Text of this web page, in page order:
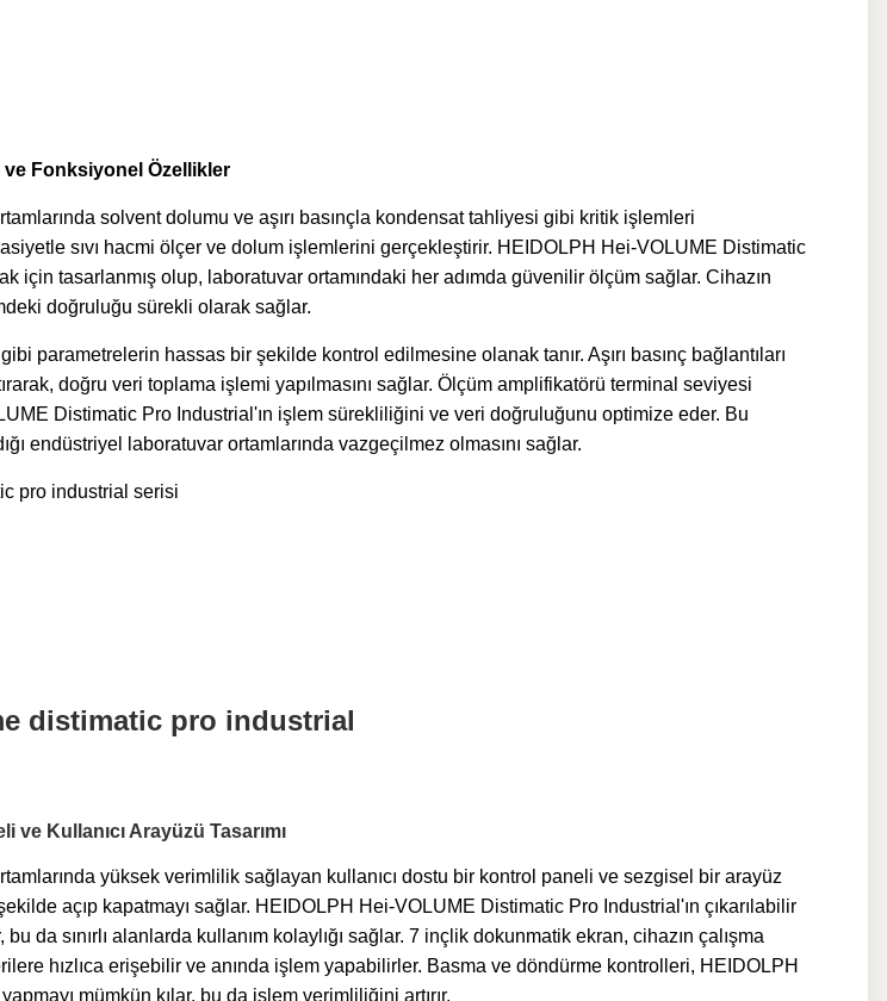
ve Fonksiyonel Özellikler
solvent dolumu ve aşırı basınçla kondensat tahliyesi gibi kritik işlemleri
sıvı hacmi ölçer ve dolum işlemlerini gerçekleştirir. HEIDOLPH Hei-VOLUME Distimatic
için tasarlanmış olup, laboratuvar ortamındaki her adımda güvenilir ölçüm sağlar. Cihazın
doğruluğu sürekli olarak sağlar.
parametrelerin hassas bir şekilde kontrol edilmesine olanak tanır. Aşırı basınç bağlantıları
doğru veri toplama işlemi yapılmasını sağlar. Ölçüm amplifikatörü terminal seviyesi
Distimatic Pro Industrial'ın işlem sürekliliğini ve veri doğruluğunu optimize eder. Bu
endüstriyel laboratuvar ortamlarında vazgeçilmez olmasını sağlar.
ve Kullanıcı Arayüzü Tasarımı
yüksek verimlilik sağlayan kullanıcı dostu bir kontrol paneli ve sezgisel bir arayüz
açıp kapatmayı sağlar. HEIDOLPH Hei-VOLUME Distimatic Pro Industrial'ın çıkarılabilir
da sınırlı alanlarda kullanım kolaylığı sağlar. 7 inçlik dokunmatik ekran, cihazın çalışma
hızlıca erişebilir ve anında işlem yapabilirler. Basma ve döndürme kontrolleri, HEIDOLPH
mümkün kılar, bu da işlem verimliliğini artırır.